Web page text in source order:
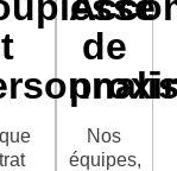
de
Nos
équipes,